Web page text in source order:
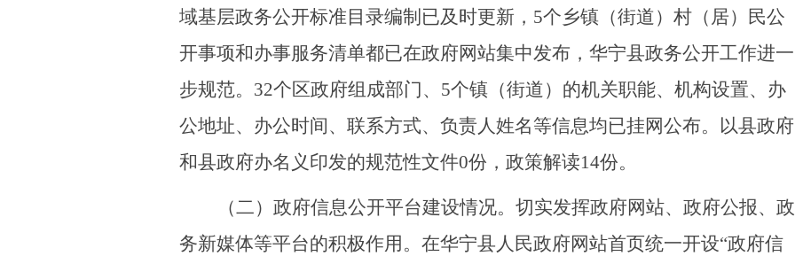
域基层政务公开标准目录编制已及时更新， 5个乡镇（街道）村（居）民公
开事项和办事服务清单都已在政府网站集中发布，华宁县政务公开工作进一
步规范。 32个区政府组成部门、 5个镇（街道 ）的机关职能、机构设置、办
公地址、办公时间、联系方式、负责人姓名等信息均已挂网公布。以县政府
和县政府办名义印发的规范性文件0份，政策解读14份。
（二）政府信息公开平台建设情况。 切实发挥政府网站、政府公报、政
务新媒体等平台的积极作用。在华宁县人民政府网站首页统一开设“政府信